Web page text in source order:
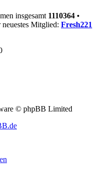
insgesamt 1110364 •
neuestes Mitglied: Fresh221
© phpBB Limited